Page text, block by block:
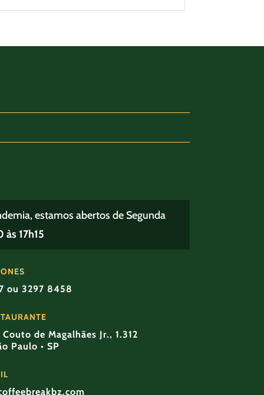
estamos abertos de Segunda
17h15
ou 3297 8458
de Magalhães Jr., 1.312
Paulo • SP